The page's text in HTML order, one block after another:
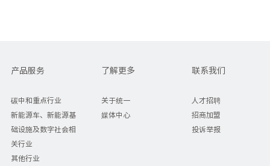
产品服务
碳中和重点行业
新能源车、新能源基
础设施及数字社会相
关行业
其他行业
了解更多
关于统一
媒体中心
联系我们
人才招聘
招商加盟
投诉举报